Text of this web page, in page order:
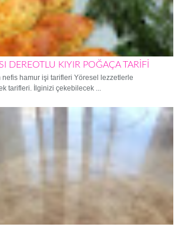
DEREOTLU KIYIR POĞAÇA TARİFİ
nefis hamur işi tarifleri Yöresel lezzetlerle
tarifleri. İlginizi çekebilecek ...